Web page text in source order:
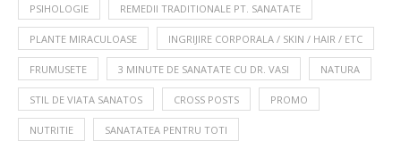
PSIHOLOGIE REMEDII TRADITIONALE PT. SANATATE
PLANTE MIRACULOASE INGRIJIRE CORPORALA / SKIN / HAIR / ETC
FRUMUSETE 3 MINUTE DE SANATATE CU DR. VASI NATURA
STIL DE VIATA SANATOS CROSS POSTS PROMO
NUTRITIE SANATATEA PENTRU TOTI